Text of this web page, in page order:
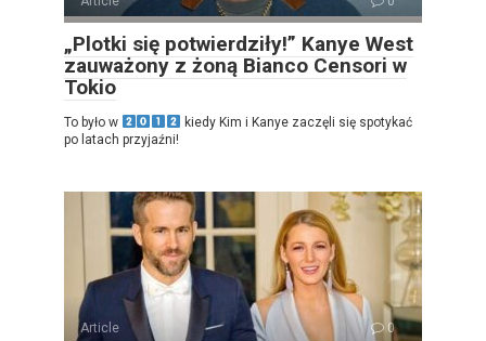
„Plotki się potwierdziły!” Kanye West
zauważony z żoną Bianco Censori w
Tokio
To było w
kiedy Kim i Kanye zaczęli się spotykać
po latach przyjaźni!
Article 0